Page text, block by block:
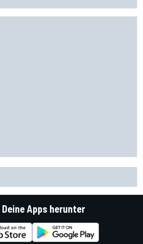
Deine Apps herunter